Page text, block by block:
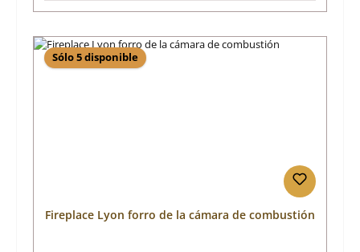
Sólo 5 disponible
Fireplace Lyon forro de la cámara de combustión